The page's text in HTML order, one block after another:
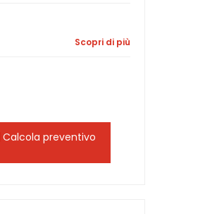
Scopri di più
Calcola preventivo